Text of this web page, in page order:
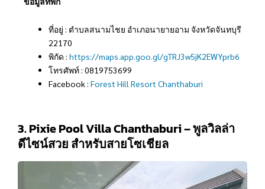
ที่อยู่ : ตำบลสนามไชย อำเภอนายายอาม จังหวัดจันทบุรี
22170
พิกัด : https://maps.app.goo.gl/gTRJ3w5jK2EWYprb6
โทรศัพท์ : 0819753699
Facebook : Forest Hill Resort Chanthaburi
3. Pixie Pool Villa Chanthaburi – พูลวิลล่า
ดีไซน์สวย สำหรับสายโซเชียล